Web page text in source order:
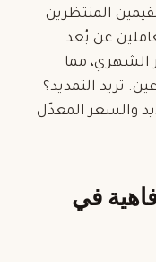
المنتظرين
عن بُعد.
الشهري، مما
تريد التمديد؟
والسعر المعدّل
في